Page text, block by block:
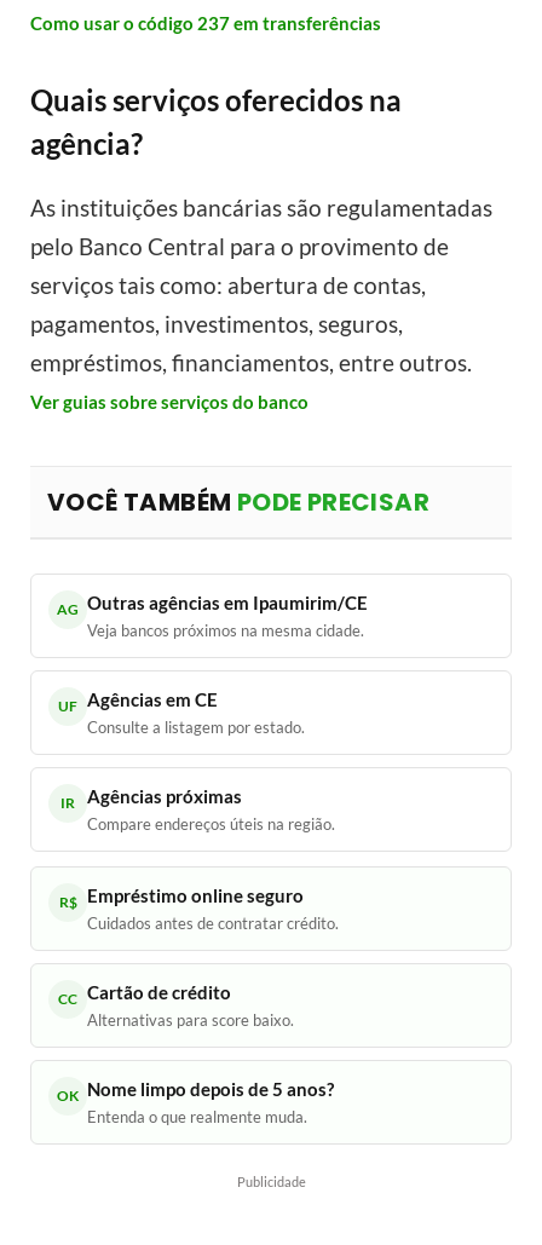
Como usar o código 237 em transferências
Quais serviços oferecidos na
agência?
As instituições bancárias são regulamentadas
pelo Banco Central para o provimento de
serviços tais como: abertura de contas,
pagamentos, investimentos, seguros,
empréstimos, financiamentos, entre outros.
Ver guias sobre serviços do banco
VOCÊ TAMBÉM PODE PRECISAR
AG Outras agências em Ipaumirim/CE
Veja bancos próximos na mesma cidade.
UF Agências em CE
Consulte a listagem por estado.
IR Agências próximas
Compare endereços úteis na região.
R$ Empréstimo online seguro
Cuidados antes de contratar crédito.
CC Cartão de crédito
Alternativas para score baixo.
OK Nome limpo depois de 5 anos?
Entenda o que realmente muda.
Publicidade